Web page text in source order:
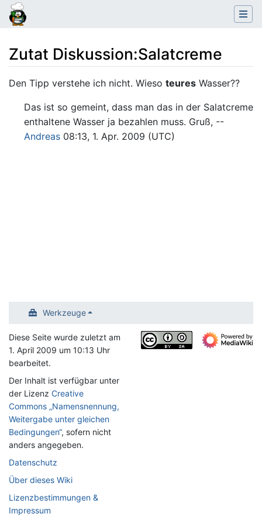
Zutat Diskussion:Salatcreme
Wechseln zu:Navigation,Suche
Den Tipp verstehe ich nicht. Wieso teures Wasser??
Das ist so gemeint, dass man das in der Salatcreme
enthaltene Wasser ja bezahlen muss. Gruß, --
Andreas08:13, 1. Apr. 2009 (UTC)
Werkzeuge
Diese Seite wurde zuletzt am
1. April 2009 um 10:13 Uhr
bearbeitet.
Der Inhalt ist verfügbar unter
der Lizenz Creative
Commons „Namensnennung,
Weitergabe unter gleichen
Bedingungen“, sofern nicht
anders angegeben.
Datenschutz
Über dieses Wiki
Lizenzbestimmungen &
Impressum